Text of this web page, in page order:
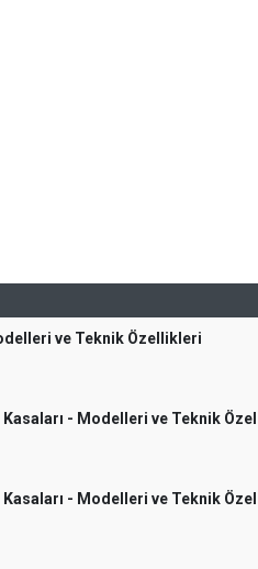
ve Teknik Özellikleri
Kasaları - Modelleri ve Teknik
Kasaları - Modelleri ve Teknik